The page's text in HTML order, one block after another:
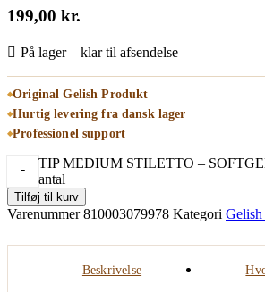
199,00 kr.
På lager – klar til afsendelse
Original Gelish Produkt
Hurtig levering fra dansk lager
Professionel support
-
TIP MEDIUM STILETTO –
antal
Tilføj til kurv
Varenummer810003079978 Kategori
Beskrivelse